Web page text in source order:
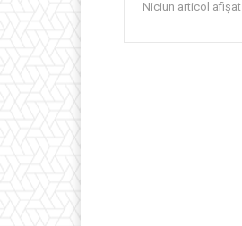
Niciun articol afișat